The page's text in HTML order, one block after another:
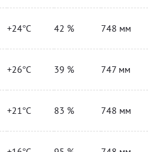
+24°C 42 % 748 мм
+26°C 39 % 747 мм
+21°C 83 % 748 мм